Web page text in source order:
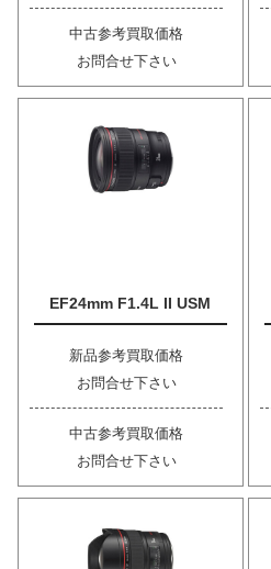
中古参考買取価格
お問合せ下さい
EF24mm F1.4L II USM
新品参考買取価格
お問合せ下さい
中古参考買取価格
お問合せ下さい